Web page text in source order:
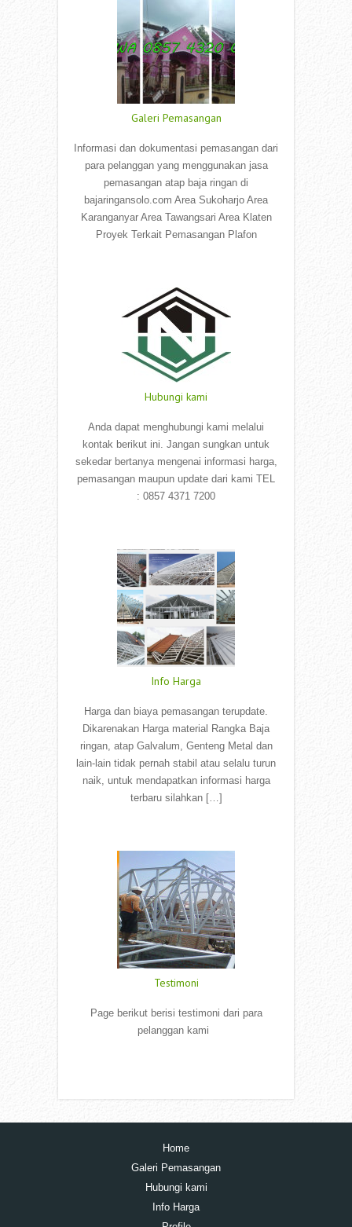
Galeri Pemasangan
Informasi dan dokumentasi pemasangan dari
para pelanggan yang menggunakan jasa
pemasangan atap baja ringan di
bajaringansolo.com Area Sukoharjo Area
Karanganyar Area Tawangsari Area Klaten
Proyek Terkait Pemasangan Plafon
Hubungi kami
Anda dapat menghubungi kami melalui
kontak berikut ini. Jangan sungkan untuk
sekedar bertanya mengenai informasi harga,
pemasangan maupun update dari kami TEL
: 0857 4371 7200
Info Harga
Harga dan biaya pemasangan terupdate.
Dikarenakan Harga material Rangka Baja
ringan, atap Galvalum, Genteng Metal dan
lain-lain tidak pernah stabil atau selalu turun
naik, untuk mendapatkan informasi harga
terbaru silahkan […]
Testimoni
Page berikut berisi testimoni dari para
pelanggan kami
Home
Galeri Pemasangan
Hubungi kami
Info Harga